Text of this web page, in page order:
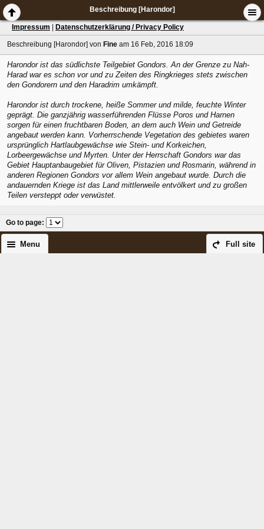
Beschreibung [Harondor]
Impressum Datenschutzerklärung / Privacy Policy
Beschreibung [Harondor] von Fine am 16 Feb, 2016 18:09
Harondor ist das südlichste Teilgebiet Gondors. An der Grenze zu Nah-
Harad war es schon vor und zu Zeiten des Ringkrieges stets zwischen
den Gondorern und den Haradrim umkämpft.
Harondor ist durch trockene, heiße Sommer und milde, feuchte Winter
geprägt. Die ganzjährig wasserführenden Flüsse Poros und Harnen
sorgen für einen fruchtbaren Boden, an dem auch Wein und Getreide
angebaut werden kann. Vorherrschende Vegetation des gebietes waren
ursprünglich Hartlaubgewächse wie Stein- und Korkeichen,
Lorbeergewächse und Myrten. Unter der Herrschaft Gondors war das
Gebiet Hauptanbaugebiet für Oliven, Pistazien und Rosmarin, während in
anderen Regionen Gondors vor allem Wein angebaut wurde. Durch die
andauernden Kriege ist das Land mittlerweile entvölkert und zu großen
Teilen versteppt oder verwüstet.
Go to page:
Full site
Menu